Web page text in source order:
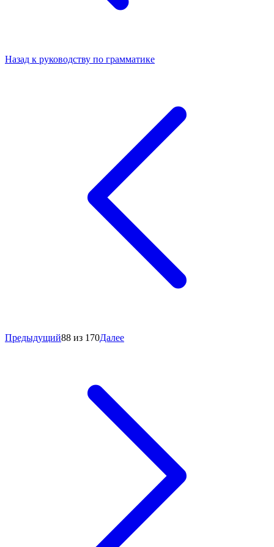
Назад к руководству по грамматике
Предыдущий88 из 170Далее